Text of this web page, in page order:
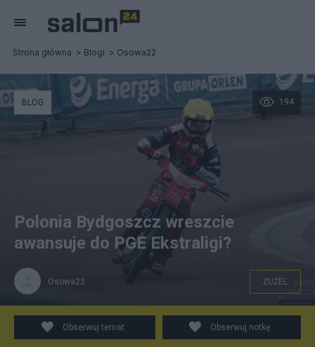
Strona główna Blogi Osowa22
Jakub Soboczyński
194
BLOG
Polonia Bydgoszcz wreszcie
awansuje do PGE Ekstraligi?
Osowa22 ŻUŻEL
Obserwuj temat Obserwuj notkę